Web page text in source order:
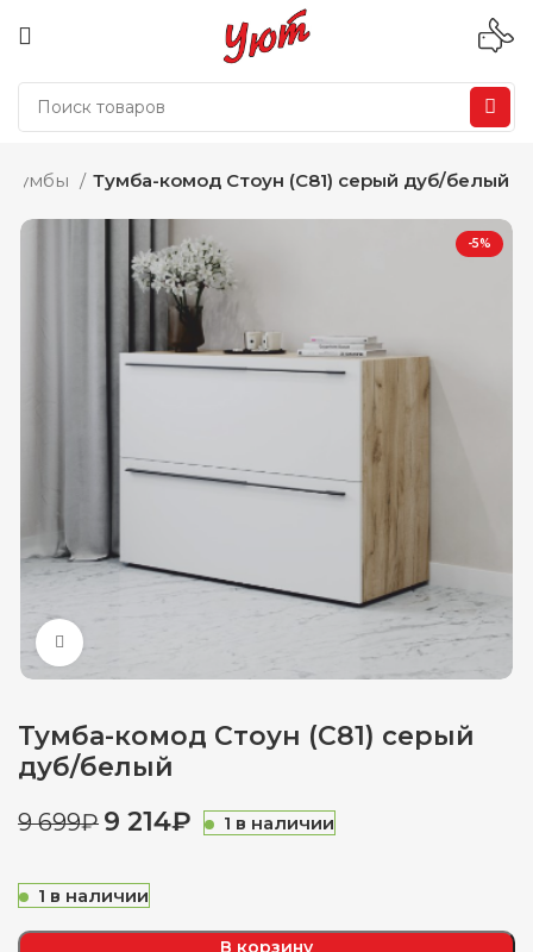
Тумбы Тумба-комод Стоун (С81) серый дуб/белый
-5%
Тумба-комод Стоун (С81) серый
дуб/белый
9 699₽ 9 214₽ 1 в наличии
1 в наличии
В корзину